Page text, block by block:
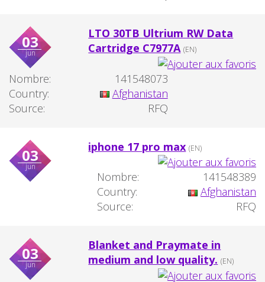
03
jun
LTO 30TB Ultrium RW Data
Cartridge C7977A (EN)
Nombre:
141548073
Country:
Afghanistan
Source:
RFQ
03
jun
iphone 17 pro max (EN)
Nombre:
141548389
Country:
Afghanistan
Source:
RFQ
03
jun
Blanket and Praymate in
medium and low quality. (EN)